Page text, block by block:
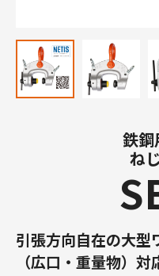
鉄鋼
ね
引張方向自在の大型
（広口・重量物）